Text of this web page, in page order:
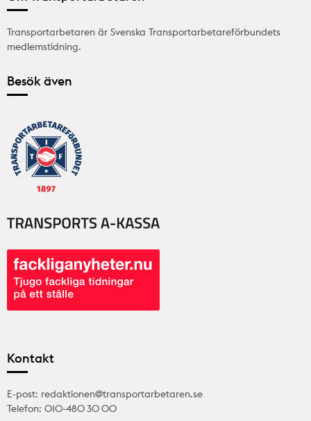
Transportarbetaren är Svenska Transportarbetareförbundets
medlemstidning.
Besök även
Kontakt
E-post: redaktionen@transportarbetaren.se
Telefon: 010-480 30 00